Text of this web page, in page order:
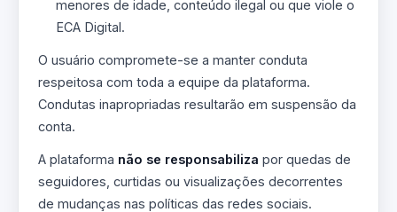
menores de idade, conteúdo ilegal ou que viole o
ECA Digital.
O usuário compromete-se a manter conduta
respeitosa com toda a equipe da plataforma.
Condutas inapropriadas resultarão em suspensão da
conta.
A plataforma não se responsabiliza por quedas de
seguidores, curtidas ou visualizações decorrentes
de mudanças nas políticas das redes sociais.